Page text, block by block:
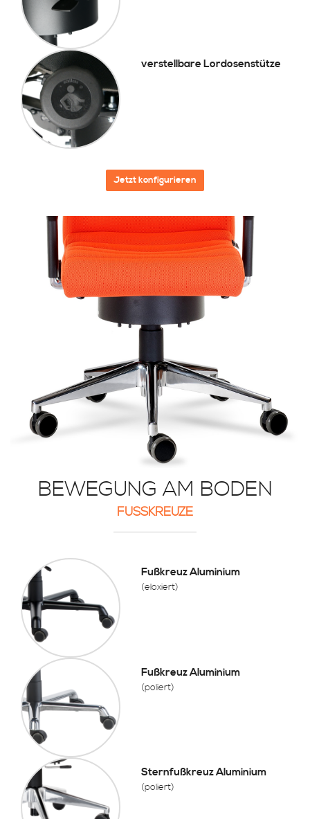
verstellbare Lordosenstütze
Jetzt konfigurieren
BEWEGUNG AM BODEN
FUSSKREUZE
Fußkreuz Aluminium
(eloxiert)
Fußkreuz Aluminium
(poliert)
Sternfußkreuz Aluminium
(poliert)